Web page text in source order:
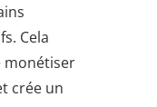
Cela
monétiser
crée un